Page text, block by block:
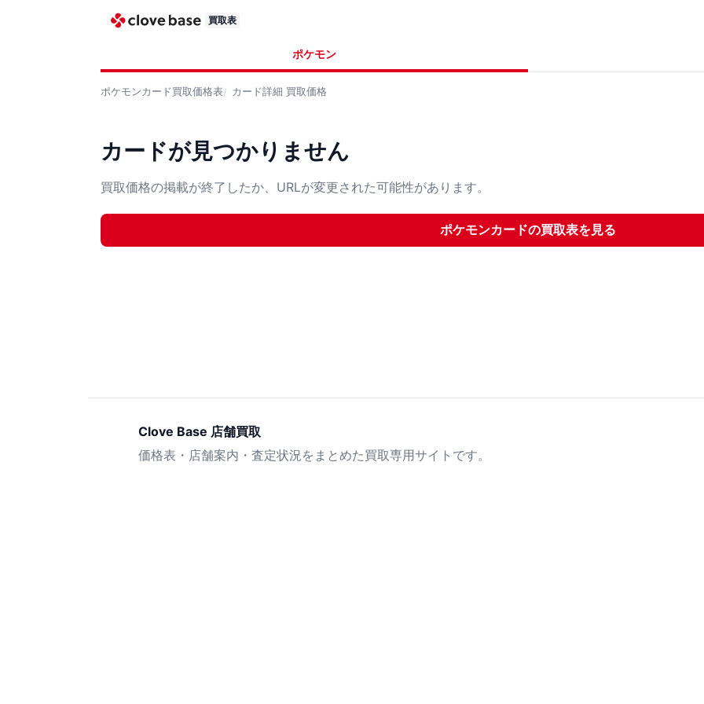
買取表
ポケモン
ポケモンカード買取価格表 カード詳細 買取価格
カードが見つかりません
買取価格の掲載が終了したか、URLが変更された可能性があります。
ポケモンカードの買取表を見る
Clove Base 店舗買取
価格表・店舗案内・査定状況をまとめた買取専用サイトです。